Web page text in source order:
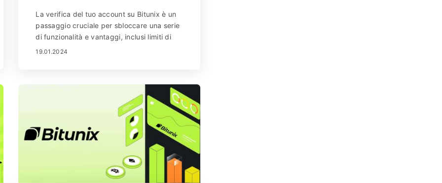
La verifica del tuo account su Bitunix è un
passaggio cruciale per sbloccare una serie
di funzionalità e vantaggi, inclusi limiti di
prelievo più elevati e maggiore sicurezza.
19.01.2024